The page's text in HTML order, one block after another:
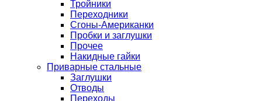
Тройники
Переходники
Сгоны-Американки
Пробки и заглушки
Прочее
Накидные гайки
Приварные стальные
Заглушки
Отводы
Переходы